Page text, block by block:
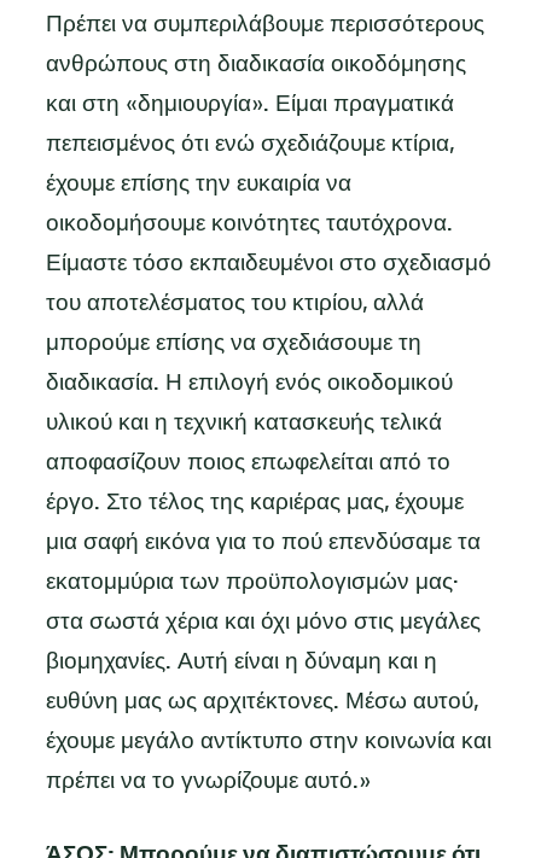
Πρέπει να συμπεριλάβουμε περισσότερους
ανθρώπους στη διαδικασία οικοδόμησης
και στη «δημιουργία». Είμαι πραγματικά
πεπεισμένος ότι ενώ σχεδιάζουμε κτίρια,
έχουμε επίσης την ευκαιρία να
οικοδομήσουμε κοινότητες ταυτόχρονα.
Είμαστε τόσο εκπαιδευμένοι στο σχεδιασμό
του αποτελέσματος του κτιρίου, αλλά
μπορούμε επίσης να σχεδιάσουμε τη
διαδικασία. Η επιλογή ενός οικοδομικού
υλικού και η τεχνική κατασκευής τελικά
αποφασίζουν ποιος επωφελείται από το
έργο. Στο τέλος της καριέρας μας, έχουμε
μια σαφή εικόνα για το πού επενδύσαμε τα
εκατομμύρια των προϋπολογισμών μας·
στα σωστά χέρια και όχι μόνο στις μεγάλες
βιομηχανίες. Αυτή είναι η δύναμη και η
ευθύνη μας ως αρχιτέκτονες. Μέσω αυτού,
έχουμε μεγάλο αντίκτυπο στην κοινωνία και
πρέπει να το γνωρίζουμε αυτό.»